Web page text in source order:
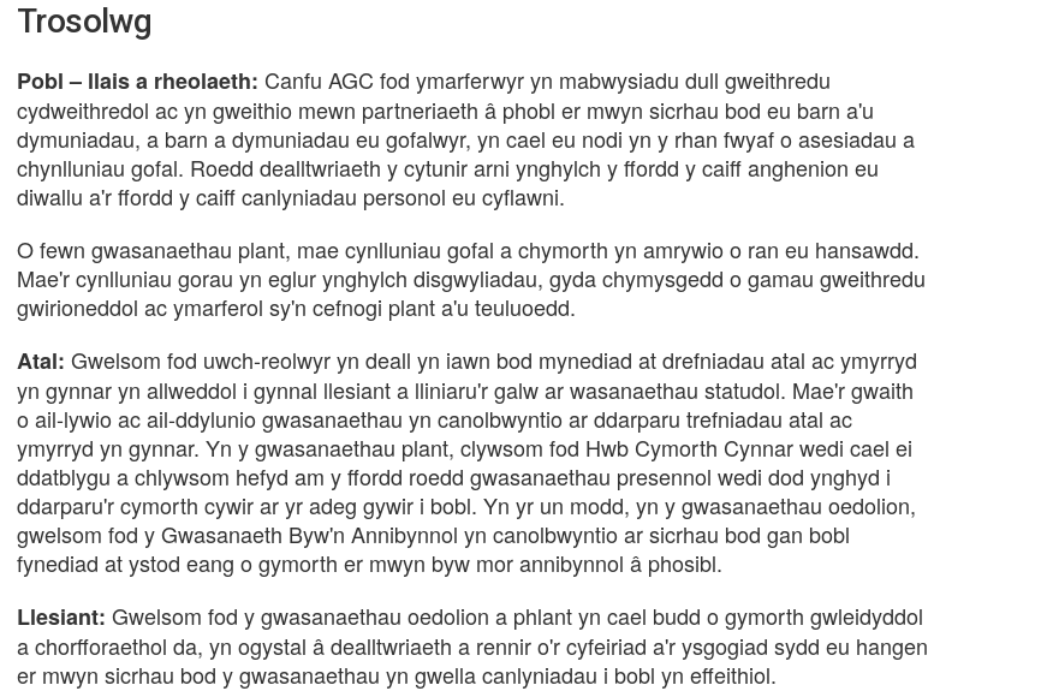
Trosolwg
Pobl – llais a rheolaeth: Canfu AGC fod ymarferwyr yn mabwysiadu dull gweithredu
cydweithredol ac yn gweithio mewn partneriaeth â phobl er mwyn sicrhau bod eu barn a'u
dymuniadau, a barn a dymuniadau eu gofalwyr, yn cael eu nodi yn y rhan fwyaf o asesiadau a
chynlluniau gofal. Roedd dealltwriaeth y cytunir arni ynghylch y ffordd y caiff anghenion eu
diwallu a'r ffordd y caiff canlyniadau personol eu cyflawni.
O fewn gwasanaethau plant, mae cynlluniau gofal a chymorth yn amrywio o ran eu hansawdd.
Mae'r cynlluniau gorau yn eglur ynghylch disgwyliadau, gyda chymysgedd o gamau gweithredu
gwirioneddol ac ymarferol sy'n cefnogi plant a'u teuluoedd.
Atal: Gwelsom fod uwch-reolwyr yn deall yn iawn bod mynediad at drefniadau atal ac ymyrryd
yn gynnar yn allweddol i gynnal llesiant a lliniaru'r galw ar wasanaethau statudol. Mae'r gwaith
o ail-lywio ac ail-ddylunio gwasanaethau yn canolbwyntio ar ddarparu trefniadau atal ac
ymyrryd yn gynnar. Yn y gwasanaethau plant, clywsom fod Hwb Cymorth Cynnar wedi cael ei
ddatblygu a chlywsom hefyd am y ffordd roedd gwasanaethau presennol wedi dod ynghyd i
ddarparu'r cymorth cywir ar yr adeg gywir i bobl. Yn yr un modd, yn y gwasanaethau oedolion,
gwelsom fod y Gwasanaeth Byw'n Annibynnol yn canolbwyntio ar sicrhau bod gan bobl
fynediad at ystod eang o gymorth er mwyn byw mor annibynnol â phosibl.
Llesiant: Gwelsom fod y gwasanaethau oedolion a phlant yn cael budd o gymorth gwleidyddol
a chorfforaethol da, yn ogystal â dealltwriaeth a rennir o'r cyfeiriad a'r ysgogiad sydd eu hangen
er mwyn sicrhau bod y gwasanaethau yn gwella canlyniadau i bobl yn effeithiol.